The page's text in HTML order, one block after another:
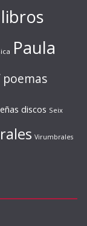
libros
Paula
poemas
discos Seix
Virumbrales